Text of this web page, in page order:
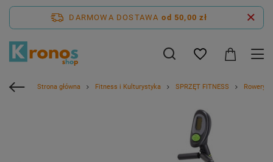
DARMOWA DOSTAWA od 50,00 zł
Strona główna Fitness i Kulturystyka SPRZĘT FITNESS Rowery